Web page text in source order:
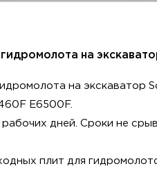
на
на экскаватор
E6500F.
рабочих дней. Сроки не
плит для